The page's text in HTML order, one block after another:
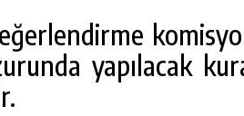
yapılacak